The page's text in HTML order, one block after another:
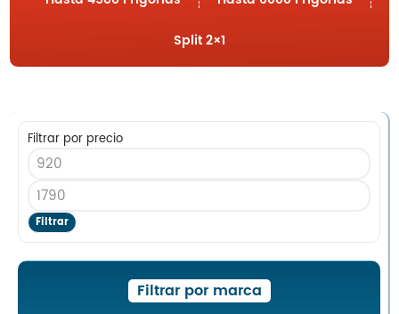
Contacto
Blog
Nosotros
Split 2×1
Filtrar por precio
Filtrar
Filtrar por marca